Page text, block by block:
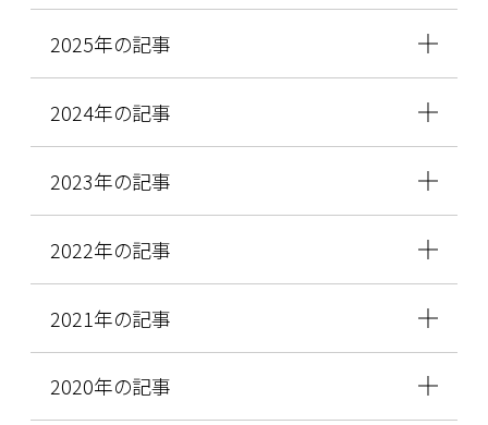
2025年の記事
2024年の記事
2023年の記事
2022年の記事
2021年の記事
2020年の記事